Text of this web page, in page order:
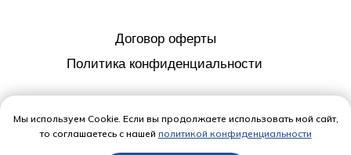
Мы используем Cookie. Если вы продолжаете использовать мой сайт,
то соглашаетесь с нашей политикой конфиденциальности